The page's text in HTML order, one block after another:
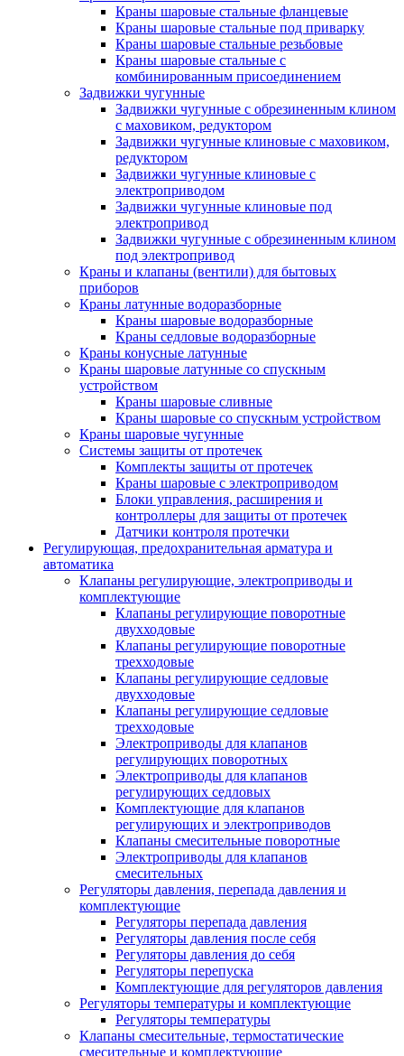
Краны шаровые стальные фланцевые
Краны шаровые стальные под приварку
Краны шаровые стальные резьбовые
Краны шаровые стальные с
комбинированным присоединением
Задвижки чугунные
Задвижки чугунные с обрезиненным клином
с маховиком, редуктором
Задвижки чугунные клиновые с маховиком,
редуктором
Задвижки чугунные клиновые с
электроприводом
Задвижки чугунные клиновые под
электропривод
Задвижки чугунные с обрезиненным клином
под электропривод
Краны и клапаны (вентили) для бытовых
приборов
Краны латунные водоразборные
Краны шаровые водоразборные
Краны седловые водоразборные
Краны конусные латунные
Краны шаровые латунные со спускным
устройством
Краны шаровые сливные
Краны шаровые со спускным устройством
Краны шаровые чугунные
Системы защиты от протечек
Комплекты защиты от протечек
Краны шаровые с электроприводом
Блоки управления, расширения и
контроллеры для защиты от протечек
Датчики контроля протечки
Регулирующая, предохранительная арматура и
автоматика
Клапаны регулирующие, электроприводы и
комплектующие
Клапаны регулирующие поворотные
двухходовые
Клапаны регулирующие поворотные
трехходовые
Клапаны регулирующие седловые
двухходовые
Клапаны регулирующие седловые
трехходовые
Электроприводы для клапанов
регулирующих поворотных
Электроприводы для клапанов
регулирующих седловых
Комплектующие для клапанов
регулирующих и электроприводов
Клапаны смесительные поворотные
Электроприводы для клапанов
смесительных
Регуляторы давления, перепада давления и
комплектующие
Регуляторы перепада давления
Регуляторы давления после себя
Регуляторы давления до себя
Регуляторы перепуска
Комплектующие для регуляторов давления
Регуляторы температуры и комплектующие
Регуляторы температуры
Клапаны смесительные, термостатические
смесительные и комплектующие